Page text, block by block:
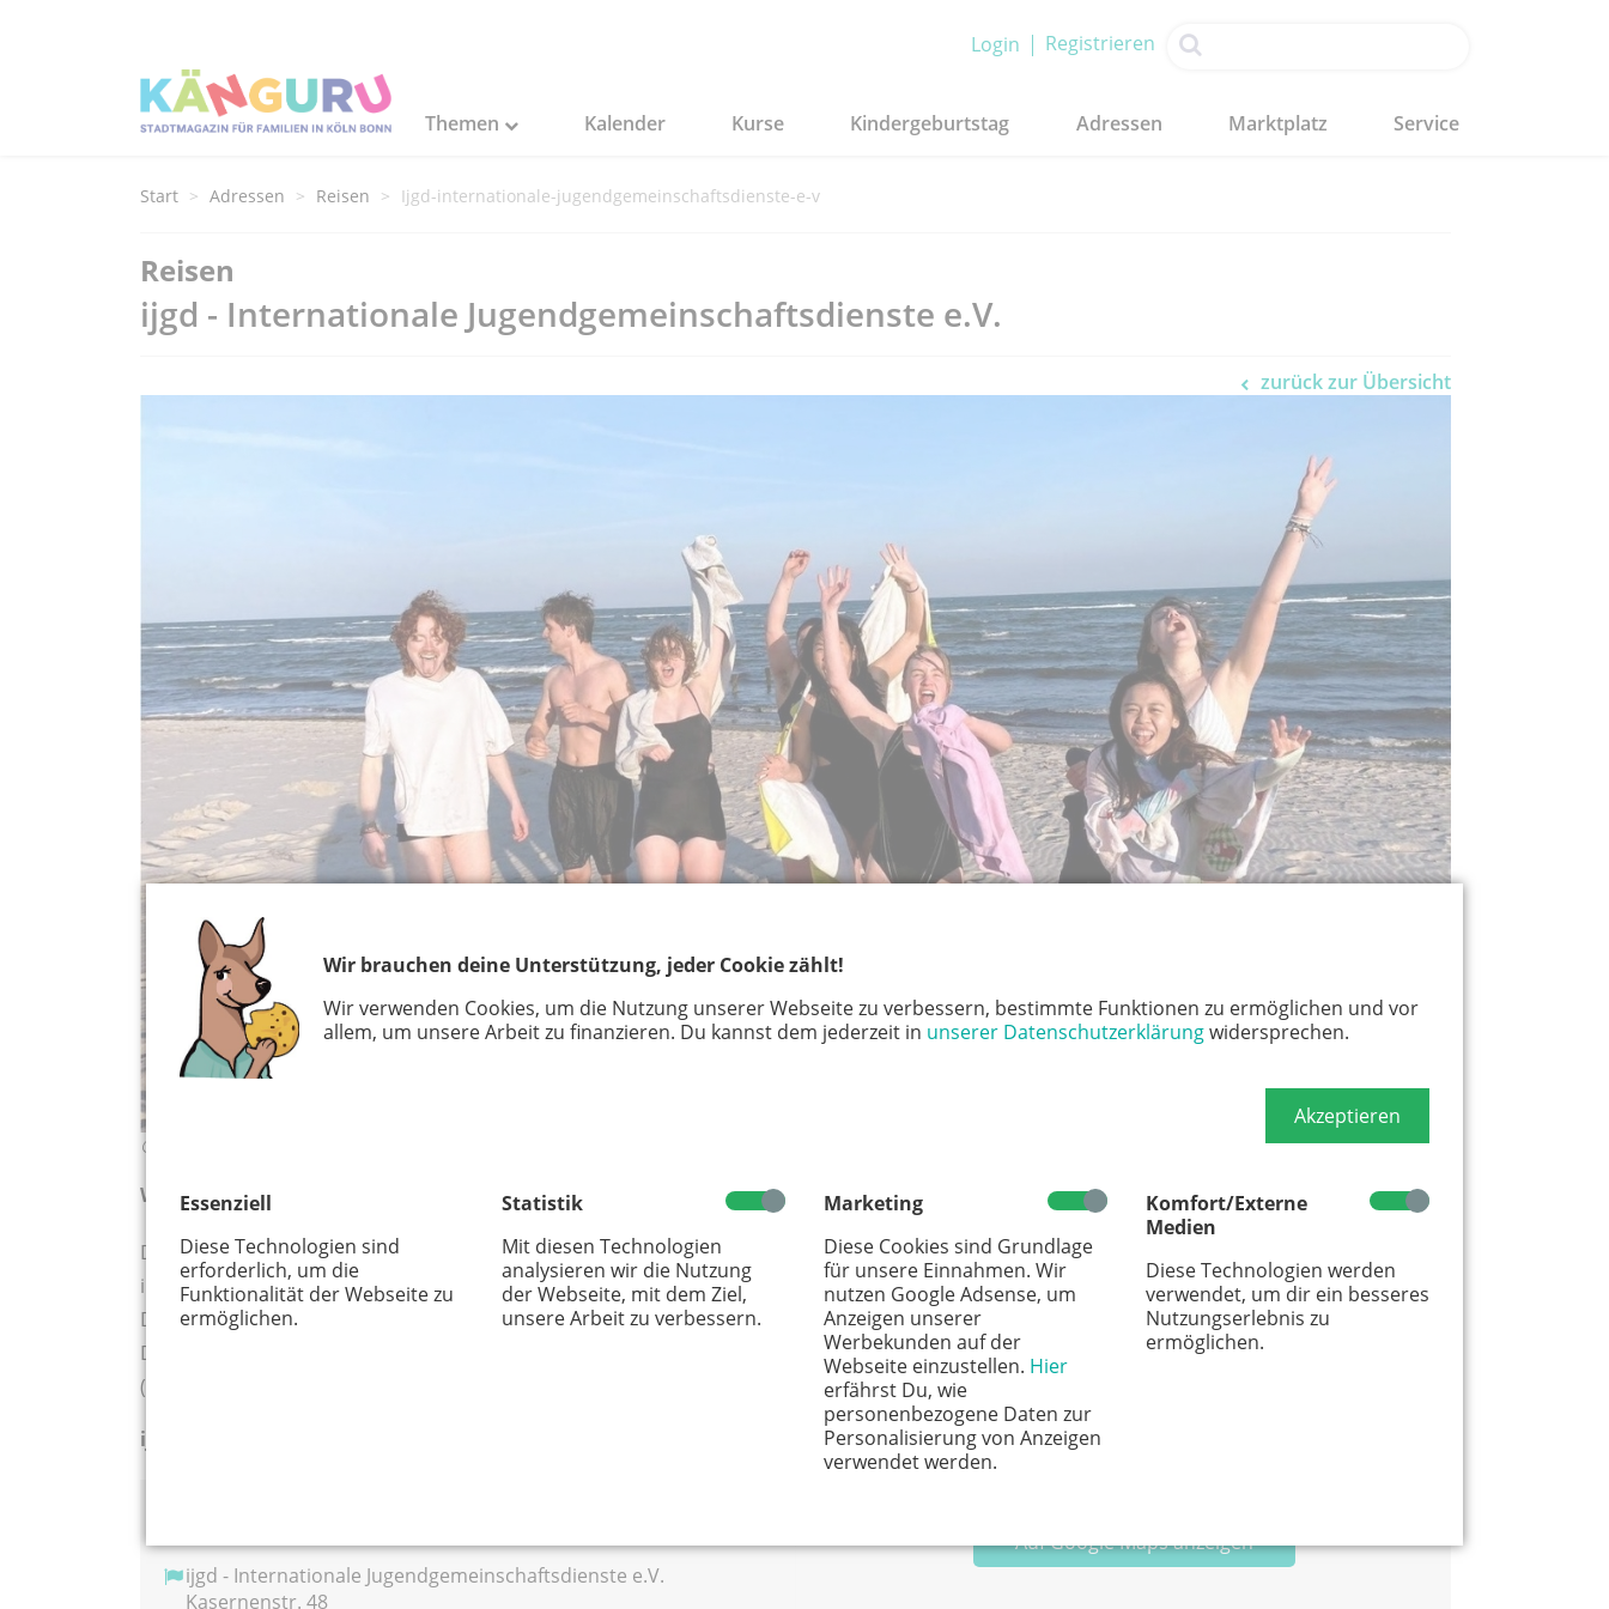
Wir brauchen deine Unterstützung, jeder Cookie zählt!
Wir verwenden Cookies, um die Nutzung unserer Webseite zu verbessern, bestimmte Funktionen zu ermöglichen und vor
allem, um unsere Arbeit zu finanzieren. Du kannst dem jederzeit in unserer Datenschutzerklärungwidersprechen.
Akzeptieren
Essenziell
Diese Technologien sind
erforderlich, um die
Funktionalität der Webseite zu
ermöglichen.
Statistik
Mit diesen Technologien
analysieren wir die Nutzung
der Webseite, mit dem Ziel,
unsere Arbeit zu verbessern.
Marketing
Diese Cookies sind Grundlage
für unsere Einnahmen. Wir
nutzen Google Adsense, um
Anzeigen unserer
Werbekunden auf der
Webseite einzustellen. Hier
erfährst Du, wie
personenbezogene Daten zur
Personalisierung von Anzeigen
verwendet werden.
Komfort/Externe
Medien
Diese Technologien werden
verwendet, um dir ein besseres
Nutzungserlebnis zu
ermöglichen.
Login Registrieren
Themen Kalender Kurse Kindergeburtstag Adressen Marktplatz Service
Start Adressen Reisen Ijgd-internationale-jugendgemeinschaftsdienste-e-v
Reisen
ijgd - Internationale Jugendgemeinschaftsdienste e.V.
zurück zur Übersicht
© ijgd – Sascha Bahls
Workcamps & Jugendbegegnungen
Die ijgd (Internationale Jugendgemeinschaftsdienste e.V.) organisieren und vermitteln seit 1949 Freiwilligendienste im In- und Ausland. Ziel ist
insbesondere die Förderung internationaler Begegnung junger Menschen aller sozialen Schichten, Nationen, Religionen und Weltanschauungen.
Die ijgd sind ein gemeinnütziger Verein, der parteipolitisch und kirchlich unabhängig ist. ijgd organisiert im Sommer internationale Workcamps in
Deutschland und vermittelt zu Workcamps im Ausland. Ihr arbeitet in einer internationalen Gruppe zusammen in einem gemeinnützigen Projekt
(ca. 5 h täglich). Dafür bekommt ihr kostenlose Unterkunft und Verpfl egung. Euren Alltag und Freizeit organisiert ihr gemeinsam.
ijgd Bundesverein e.V. ist Aussteller bei der FeriencampMesse 2026!
ijgd - Internationale Jugendgemeinschaftsdienste e.V.
Kasernenstr. 48
Auf Google Maps anzeigen